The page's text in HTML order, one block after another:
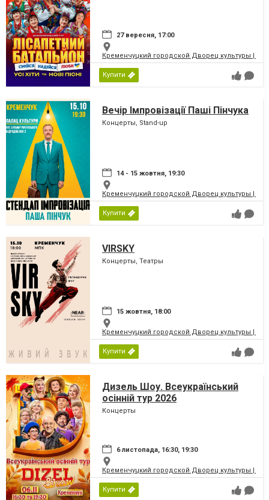
27 вересня, 17:00
Кременчуцкий городской Дворец культуры |
Купити
Вечір Імпровізації Паші Пінчука
Концерты, Stand-up
14 - 15 жовтня, 19:30
Кременчуцкий городской Дворец культуры |
Купити
VIRSKY
Концерты, Театры
15 жовтня, 18:00
Кременчуцкий городской Дворец культуры |
Купити
Дизель Шоу. Всеукраїнський
осінній тур 2026
Концерты
6 листопада, 16:30, 19:30
Кременчуцкий городской Дворец культуры |
Купити